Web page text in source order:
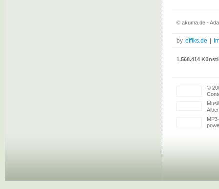
© akuma.de -
by effiks.de
1.568.414
©